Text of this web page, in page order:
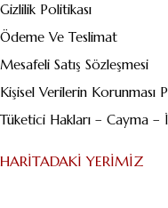
Gizlilik Politikası
Ödeme Ve Teslimat
Mesafeli Satış Sözleşmesi
Kişisel Verilerin Korunması
Tüketici Hakları – Cayma –
HARITADAKI YERIMIZ